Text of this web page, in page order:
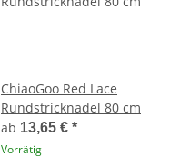
ChiaoGoo Red Lace
Rundstricknadel 80 cm
ab 13,65 € *
Vorrätig